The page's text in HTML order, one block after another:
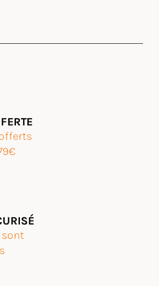
adaptée à mon pied : trop
(Coordinated Universal
voyage au moment de la
(Coordinated Universal
sont